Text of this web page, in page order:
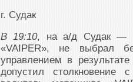
г. Судак
В 19:10, на а/д Судак —
«VAIPER», не выбрал
управлением в
допустил столкновение